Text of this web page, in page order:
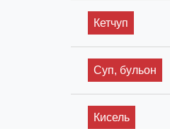
Кетчуп
Суп, бульон
Кисель